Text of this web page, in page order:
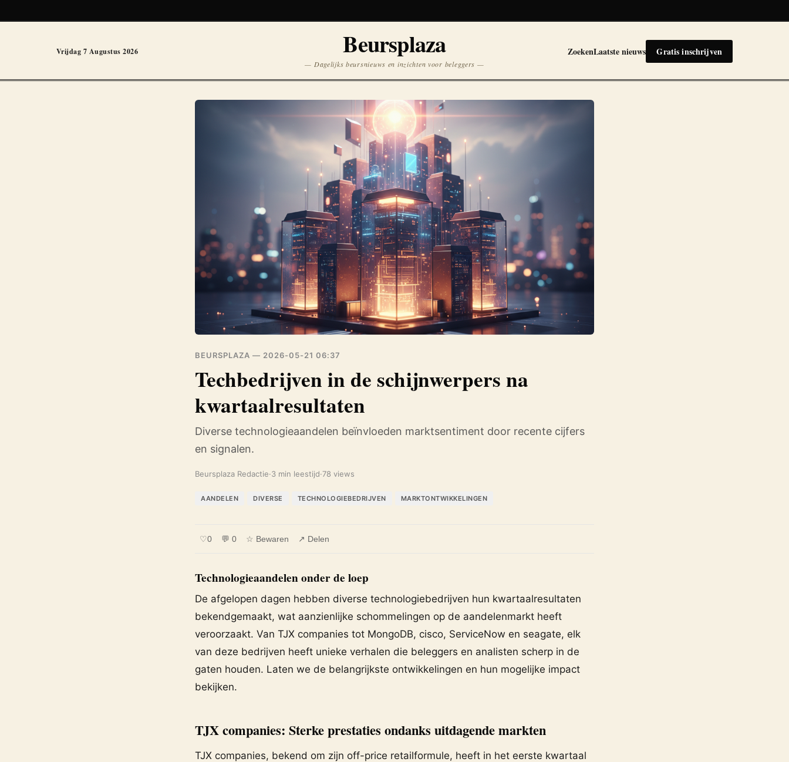
Vrijdag 7 Augustus 2026 Beursplaza
— Dagelijks beursnieuws en inzichten voor beleggers —
ZoekenLaatste nieuws Gratis inschrijven
BEURSPLAZA — 2026-05-21 06:37
Techbedrijven in de schijnwerpers na
kwartaalresultaten
Diverse technologieaandelen beïnvloeden marktsentiment door recente cijfers
en signalen.
Beursplaza Redactie·3 min leestijd·78 views
AANDELEN DIVERSE TECHNOLOGIEBEDRIJVEN MARKTONTWIKKELINGEN
♡0 💬 0 ☆ Bewaren ↗ Delen
Technologieaandelen onder de loep
De afgelopen dagen hebben diverse technologiebedrijven hun kwartaalresultaten
bekendgemaakt, wat aanzienlijke schommelingen op de aandelenmarkt heeft
veroorzaakt. Van TJX companies tot MongoDB, cisco, ServiceNow en seagate, elk
van deze bedrijven heeft unieke verhalen die beleggers en analisten scherp in de
gaten houden. Laten we de belangrijkste ontwikkelingen en hun mogelijke impact
bekijken.
TJX companies: Sterke prestaties ondanks uitdagende markten
TJX companies, bekend om zijn off-price retailformule, heeft in het eerste kwartaal